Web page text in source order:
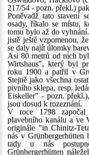
217/54 - pozn. překl.)
Poněvadž tato stavení
osady, říkalo se místu,
tomu bylo až do
jistě ještě vzpomenou,
se daly najít úlomky
Asi 80 metrů od nich
Wirtshaus", který byl
roku 1900 a patřil v
Stejně jako všechna
pivního sklepa, resp.
Eiskeller" - pozn.
jsou dosud k rozeznání.
V roce 1798 započal
plavebního kanálu a ve
originále "in Chinitz-
nás v
tady u nás
Grünbergerhütten